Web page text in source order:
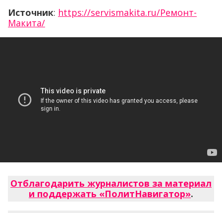
Источник: https://servismakita.ru/Ремонт-
Макита/
Отблагодарить журналистов за материал
и поддержать «ПолитНавигатор».